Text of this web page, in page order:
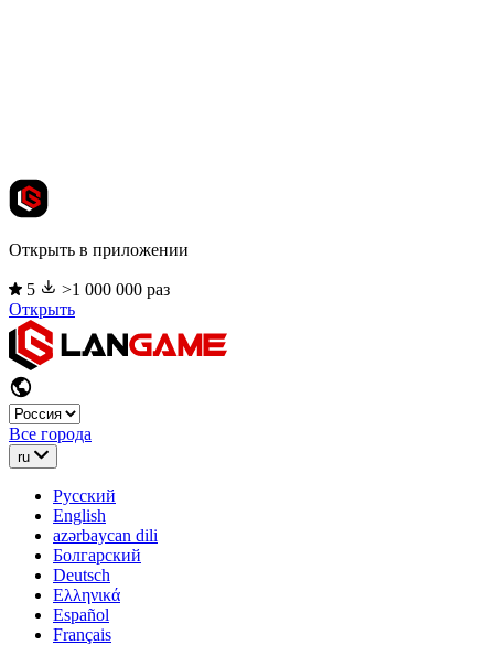
Открыть в приложении
5
>1 000 000 раз
Открыть
Все города
ru
Русский
English
azərbaycan dili
Болгарский
Deutsch
Ελληνικά
Español
Français